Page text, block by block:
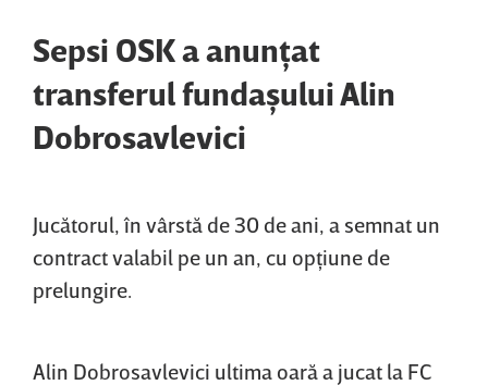
Sepsi OSK a anunţat
transferul fundaşului Alin
Dobrosavlevici
Jucătorul, în vârstă de 30 de ani, a semnat un
contract valabil pe un an, cu opţiune de
prelungire.
Alin Dobrosavlevici ultima oară a jucat la FC